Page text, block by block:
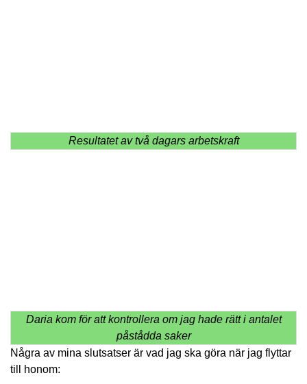
Resultatet av två dagars arbetskraft
Daria kom för att kontrollera om jag hade rätt i antalet
påstådda saker
Några av mina slutsatser är vad jag ska göra när jag flyttar
till honom: